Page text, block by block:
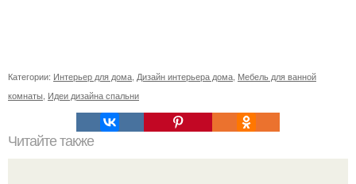
Категории: Интерьер для дома Дизайн интерьера дома Мебель для ванной
комнаты Идеи дизайна спальни
Читайте также